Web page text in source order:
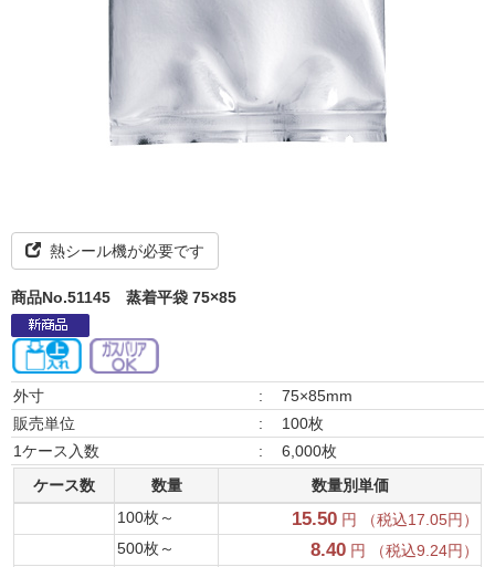
熱シール機が必要です
商品No.51145 蒸着平袋 75×85
外寸 :
75×85mm
販売単位
:
100枚
1ケース入数
:
6,000枚
ケース数
数量
数量別単価
100枚～
15.50 円 （税込17.05円）
500枚～
8.40 円 （税込9.24円）